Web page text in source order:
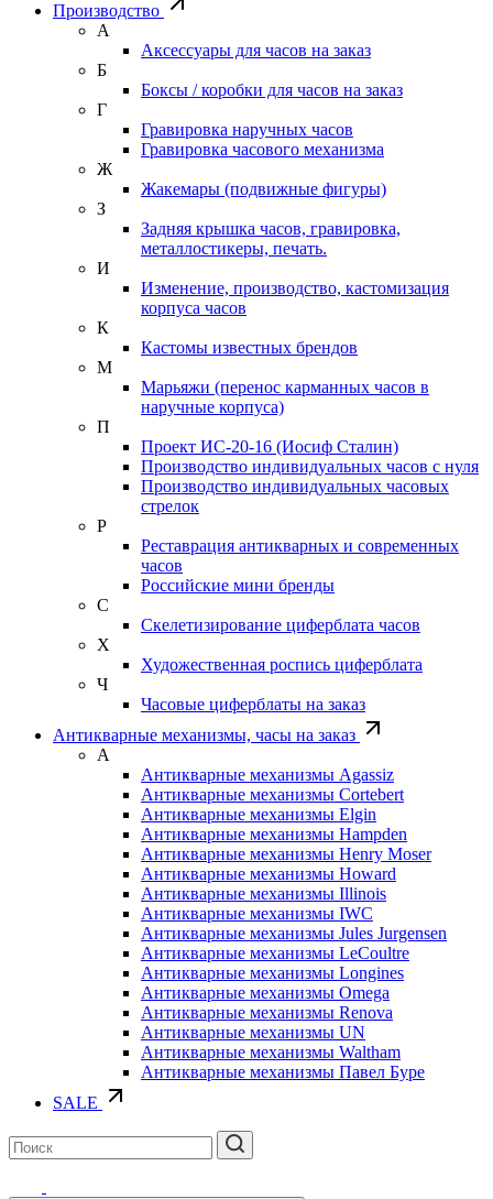
Производство
А
Аксессуары для часов на заказ
Б
Боксы / коробки для часов на заказ
Г
Гравировка наручных часов
Гравировка часового механизма
Ж
Жакемары (подвижные фигуры)
З
Задняя крышка часов, гравировка,
металлостикеры, печать.
И
Изменение, производство, кастомизация
корпуса часов
К
Кастомы известных брендов
М
Марьяжи (перенос карманных часов в
наручные корпуса)
П
Проект ИС-20-16 (Иосиф Сталин)
Производство индивидуальных часов с нуля
Производство индивидуальных часовых
стрелок
Р
Реставрация антикварных и современных
часов
Российские мини бренды
С
Скелетизирование циферблата часов
Х
Художественная роспись циферблата
Ч
Часовые циферблаты на заказ
Антикварные механизмы, часы на заказ
А
Антикварные механизмы Agassiz
Антикварные механизмы Cortebert
Антикварные механизмы Elgin
Антикварные механизмы Hampden
Антикварные механизмы Henry Moser
Антикварные механизмы Howard
Антикварные механизмы Illinois
Антикварные механизмы IWC
Антикварные механизмы Jules Jurgensen
Антикварные механизмы LeCoultre
Антикварные механизмы Longines
Антикварные механизмы Omega
Антикварные механизмы Renova
Антикварные механизмы UN
Антикварные механизмы Waltham
Антикварные механизмы Павел Буре
SALE